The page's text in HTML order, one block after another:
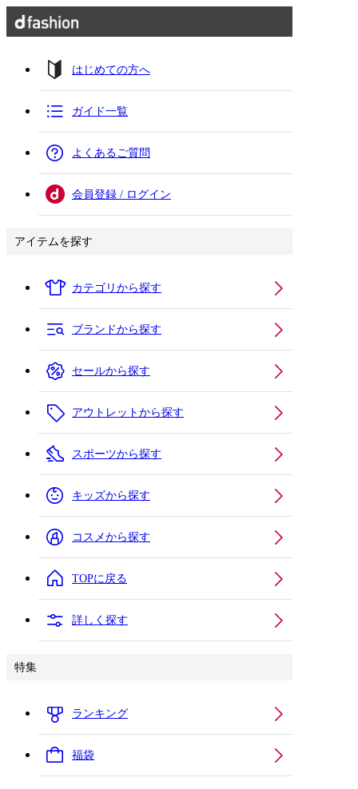
はじめての方へ
ガイド一覧
よくあるご質問
会員登録 / ログイン
アイテムを探す
カテゴリから探す
ブランドから探す
セールから探す
アウトレットから探す
スポーツから探す
キッズから探す
コスメから探す
TOPに戻る
詳しく探す
特集
ランキング
福袋